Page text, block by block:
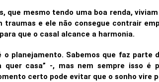
que mesmo tendo uma boa renda,
traumas e ele não consegue contrair
que o casal alcance a harmonia.
planejamento. Sabemos que faz parte
casa” -, mas nem sempre isso é
certo pode evitar que o sonho vire